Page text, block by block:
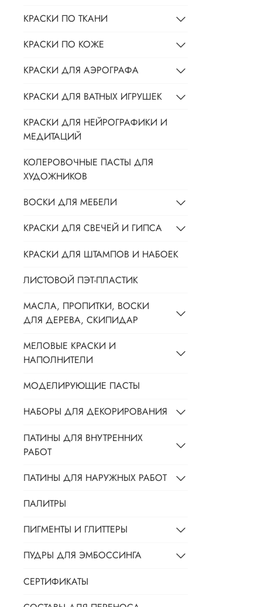
КРАСКИ ПО ТКАНИ
КРАСКИ ПО КОЖЕ
КРАСКИ ДЛЯ АЭРОГРАФА
КРАСКИ ДЛЯ ВАТНЫХ ИГРУШЕК
КРАСКИ ДЛЯ НЕЙРОГРАФИКИ И
МЕДИТАЦИЙ
КОЛЕРОВОЧНЫЕ ПАСТЫ ДЛЯ
ХУДОЖНИКОВ
ВОСКИ ДЛЯ МЕБЕЛИ
КРАСКИ ДЛЯ СВЕЧЕЙ И ГИПСА
КРАСКИ ДЛЯ ШТАМПОВ И НАБОЕК
ЛИСТОВОЙ ПЭТ-ПЛАСТИК
МАСЛА, ПРОПИТКИ, ВОСКИ
ДЛЯ ДЕРЕВА, СКИПИДАР
МЕЛОВЫЕ КРАСКИ И
НАПОЛНИТЕЛИ
МОДЕЛИРУЮЩИЕ ПАСТЫ
НАБОРЫ ДЛЯ ДЕКОРИРОВАНИЯ
ПАТИНЫ ДЛЯ ВНУТРЕННИХ
РАБОТ
ПАТИНЫ ДЛЯ НАРУЖНЫХ РАБОТ
ПАЛИТРЫ
ПИГМЕНТЫ И ГЛИТТЕРЫ
ПУДРЫ ДЛЯ ЭМБОССИНГА
СЕРТИФИКАТЫ